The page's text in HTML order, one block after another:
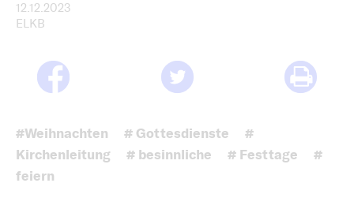
12.12.2023
ELKB
#Weihnachten # Gottesdienste
#
Kirchenleitung
# besinnliche # Festtage
#
feiern